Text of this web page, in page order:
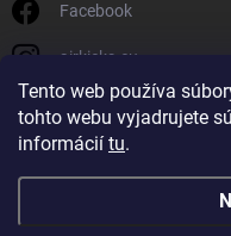
Tento web používa
tohto webu vyjadrujete
informácií tu.
Facebook
airkicks.eu